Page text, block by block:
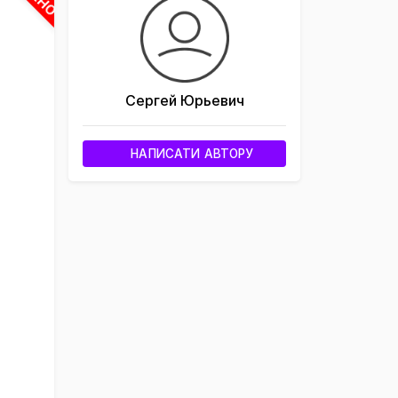
Сергей Юрьевич
НАПИСАТИ АВТОРУ